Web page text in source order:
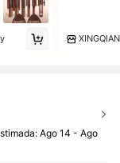
Ago 14 - Ago